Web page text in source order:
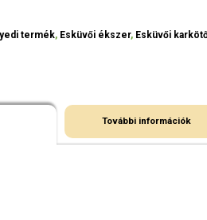
termék, Esküvői ékszer, Esküvői
További információk